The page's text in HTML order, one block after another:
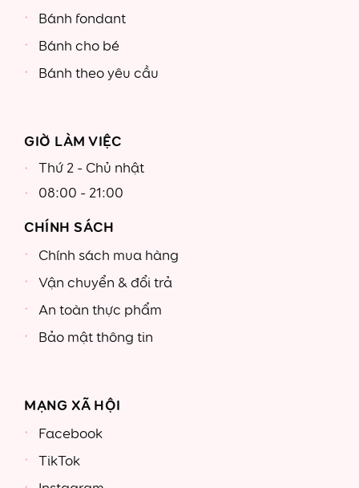
Bánh fondant
Bánh cho bé
Bánh theo yêu cầu
GIỜ LÀM VIỆC
Thứ 2 - Chủ nhật
08:00 - 21:00
CHÍNH SÁCH
Chính sách mua hàng
Vận chuyển & đổi trả
An toàn thực phẩm
Bảo mật thông tin
MẠNG XÃ HỘI
Facebook
TikTok